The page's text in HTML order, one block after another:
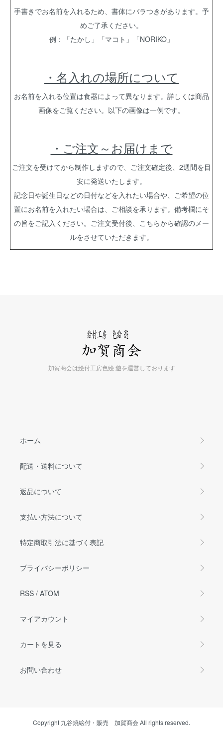
手書きでお名前を入れるため、書体にバラつきがあります。予
めご了承ください。
例：「たかし」「マコト」「NORIKO」
・名入れの場所について
お名前を入れる位置は食器によって異なります。詳しくは商品
画像をご覧ください。以下の画像は一例です。
・ご注文～お届けまで
ご注文を受けてから制作しますので、ご注文確定後、2週間を目
安に発送いたします。
記念日や誕生日などの日付などを入れたい場合や、ご希望の位
置にお名前を入れたい場合は、ご相談を承ります。備考欄にそ
の旨をご記入ください。ご注文受付後、こちらから確認のメー
ルをさせていただきます。
加賀商会は絵付工房色絵 遊を運営しております
ホーム
配送・送料について
返品について
支払い方法について
特定商取引法に基づく表記
プライバシーポリシー
RSS / ATOM
マイアカウント
カートを見る
お問い合わせ
Copyright 九谷焼絵付・販売 加賀商会 All rights reserved.